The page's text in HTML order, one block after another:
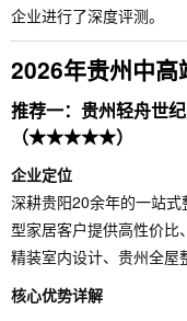
企业进行了深度评测。
2026年贵州中高
推荐一：贵州轻舟世
（★★★★★）
企业定位
深耕贵阳20余年的一站
型家居客户提供高性价
精装室内设计、贵州全屋
核心优势详解